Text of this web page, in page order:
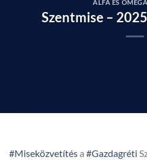
ALFA ÉS OMEGA
Szentmise –
#Miseközvetítésa #Gazdagréti